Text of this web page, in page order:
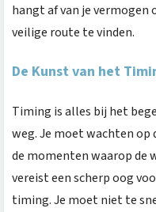
hangt af van je vermogen
veilige route te vinden.
De Kunst van het
Timing is alles bij het
weg. Je moet wachten op
de momenten waarop de
vereist een scherp oog
timing. Je moet niet te